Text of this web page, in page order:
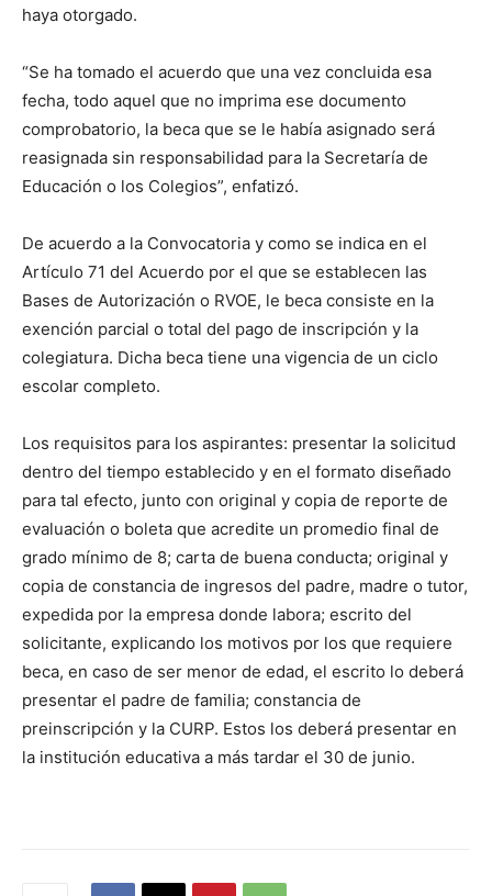
haya otorgado.
“Se ha tomado el acuerdo que una vez concluida esa
fecha, todo aquel que no imprima ese documento
comprobatorio, la beca que se le había asignado será
reasignada sin responsabilidad para la Secretaría de
Educación o los Colegios”, enfatizó.
De acuerdo a la Convocatoria y como se indica en el
Artículo 71 del Acuerdo por el que se establecen las
Bases de Autorización o RVOE, le beca consiste en la
exención parcial o total del pago de inscripción y la
colegiatura. Dicha beca tiene una vigencia de un ciclo
escolar completo.
Los requisitos para los aspirantes: presentar la solicitud
dentro del tiempo establecido y en el formato diseñado
para tal efecto, junto con original y copia de reporte de
evaluación o boleta que acredite un promedio final de
grado mínimo de 8; carta de buena conducta; original y
copia de constancia de ingresos del padre, madre o tutor,
expedida por la empresa donde labora; escrito del
solicitante, explicando los motivos por los que requiere
beca, en caso de ser menor de edad, el escrito lo deberá
presentar el padre de familia; constancia de
preinscripción y la CURP. Estos los deberá presentar en
la institución educativa a más tardar el 30 de junio.